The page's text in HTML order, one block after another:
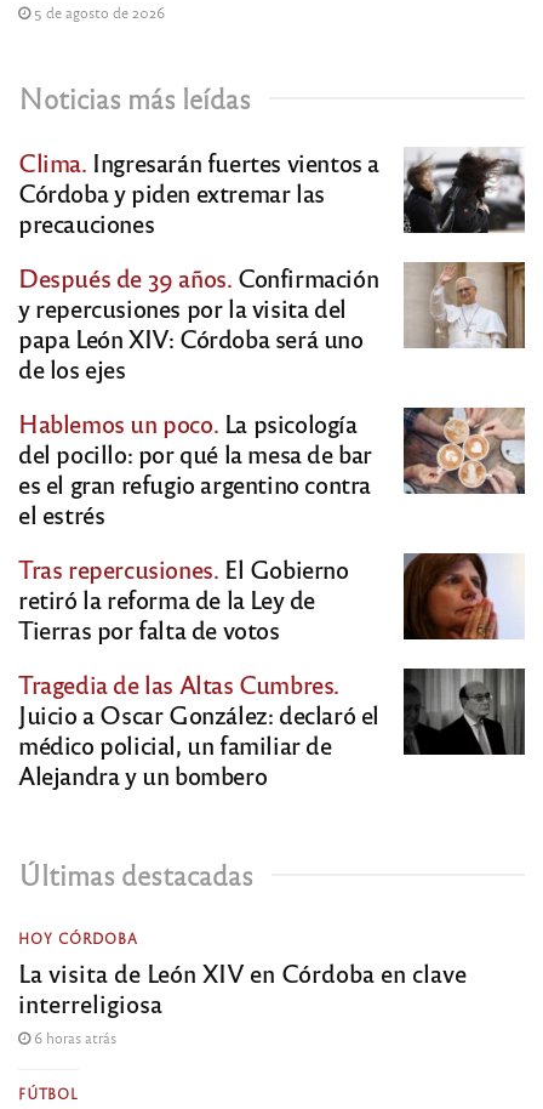
5 de agosto de 2026
Noticias más leídas
Clima. Ingresarán fuertes vientos a
Córdoba y piden extremar las
precauciones
Después de 39 años. Confirmación
y repercusiones por la visita del
papa León XIV: Córdoba será uno
de los ejes
Hablemos un poco. La psicología
del pocillo: por qué la mesa de bar
es el gran refugio argentino contra
el estrés
Tras repercusiones. El Gobierno
retiró la reforma de la Ley de
Tierras por falta de votos
Tragedia de las Altas Cumbres.
Juicio a Oscar González: declaró el
médico policial, un familiar de
Alejandra y un bombero
Últimas destacadas
HOY CÓRDOBA
La visita de León XIV en Córdoba en clave
interreligiosa
6 horas atrás
FÚTBOL